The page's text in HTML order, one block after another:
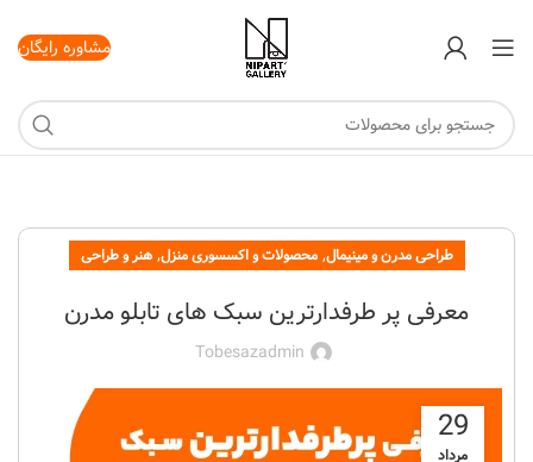
مشاوره رایگان
طراحی مدرن و مینیمال,محصولات و اکسسوری منزل,هنر و طراحی
معرفی پر طرفدارترین سبک های تابلو مدرن
Tobesazadmin
29
مرداد